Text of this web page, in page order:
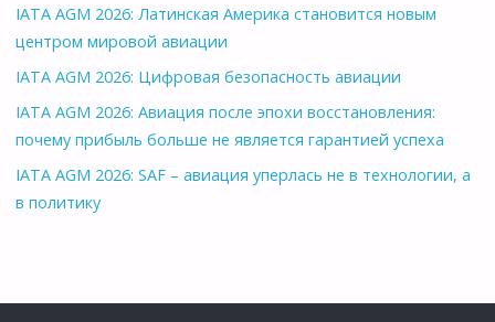
IATA AGM 2026: Латинская Америка становится новым
центром мировой авиации
IATA AGM 2026: Цифровая безопасность авиации
IATA AGM 2026: Авиация после эпохи восстановления:
почему прибыль больше не является гарантией успеха
IATA AGM 2026: SAF – авиация уперлась не в технологии, а
в политику